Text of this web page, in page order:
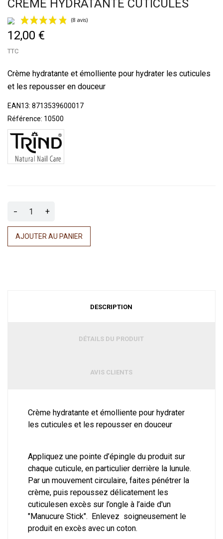
CRÈME HYDRATANTE CUTICULES
12,00 €
TTC
Crème hydratante et émolliente pour hydrater les cuticules
et les repousser en douceur
EAN13: 8713539600017
Référence: 10500
- +
AJOUTER AU PANIER
DESCRIPTION
DÉTAILS DU PRODUIT
AVIS CLIENTS
Crème hydratante et émolliente pour hydrater
les cuticules et les repousser en douceur
Appliquez une pointe d’épingle du produit sur
chaque cuticule, en particulier derrière la lunule.
Par un mouvement circulaire, faites pénétrer la
crème, puis repoussez délicatement les
cuticulesen excès sur l’ongle à l’aide d'un
"Manucure Stick". Enlevez soigneusement le
produit en excès avec un coton.